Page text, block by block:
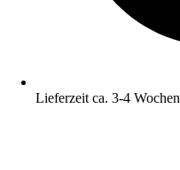
Lieferzeit ca. 3-4 Wochen